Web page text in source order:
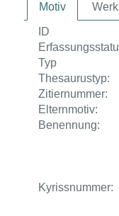
Motiv
ID
Typ
Thesaurustyp:
Zitiernummer:
Elternmotiv:
Benennung:
Kyrissnummer: